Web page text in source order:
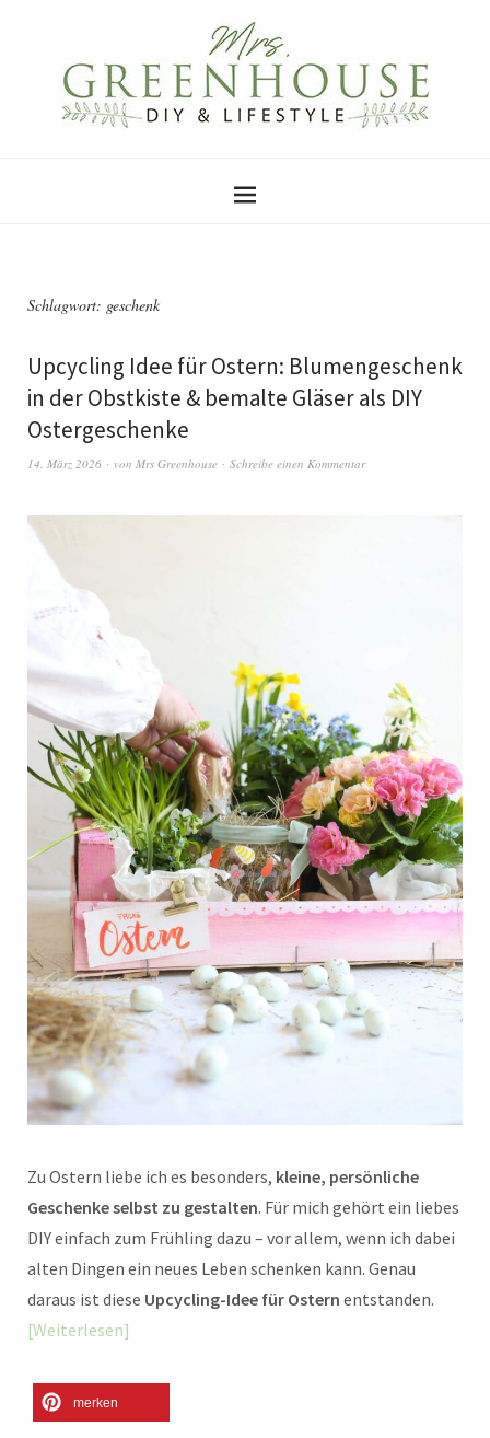
Schlagwort: geschenk
Upcycling Idee für Ostern: Blumengeschenk
in der Obstkiste & bemalte Gläser als DIY
Ostergeschenke
14. März 2026 von Mrs Greenhouse Schreibe einen Kommentar
Zu Ostern liebe ich es besonders, kleine, persönliche
Geschenke selbst zu gestalten. Für mich gehört ein liebes
DIY einfach zum Frühling dazu – vor allem, wenn ich dabei
alten Dingen ein neues Leben schenken kann. Genau
daraus ist diese Upcycling-Idee für Ostern entstanden.
Weiterlesen
merken